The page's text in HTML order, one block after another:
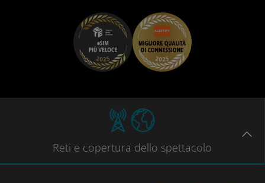
Reti e copertura dello spettacolo